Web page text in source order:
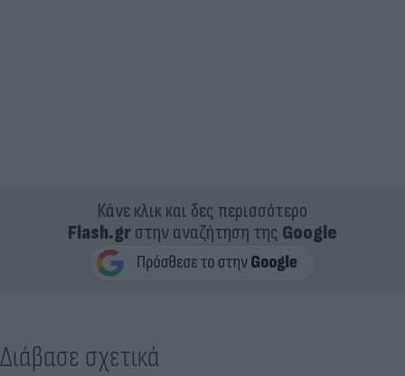
Κάνε κλικ και δες περισσότερο
Flash.grστην αναζήτηση της Google
Διάβασε σχετικά